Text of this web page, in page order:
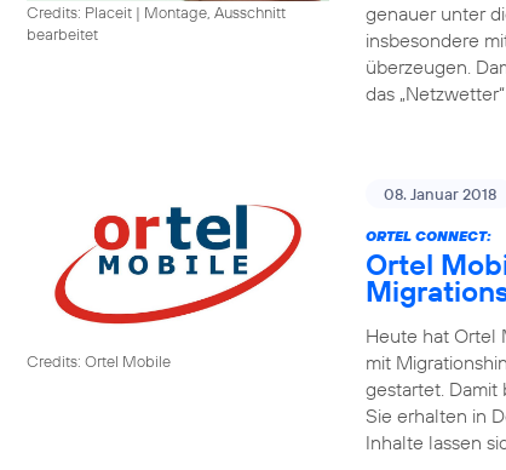
Credits: Placeit | Montage, Ausschnitt
bearbeitet
genauer unter
insbesondere
überzeugen.
das
Credits: Ortel Mobile
08. Januar 2018
ORTEL CONNECT:
Ortel
Heute hat Ortel
mit
gestartet.
Sie erhalten in
Inhalte lassen